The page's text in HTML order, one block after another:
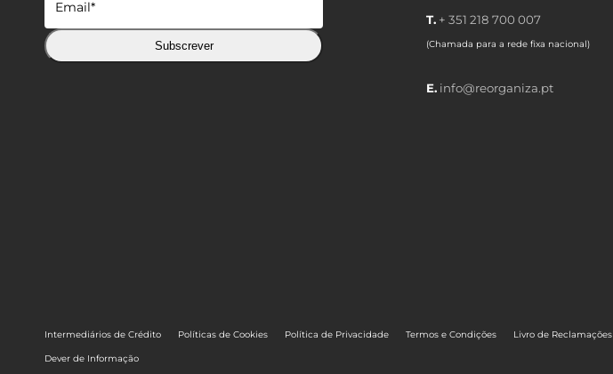
Subscrever
T. + 351 218 700 007
(Chamada para a rede fixa nacional)
E. info@reorganiza.pt
Intermediários de Crédito Políticas de Cookies Política de Privacidade Termos e Condições Livro de Reclamações
Dever de Informação